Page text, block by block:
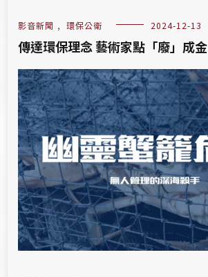
影音新聞 , 環保公衛 2024-12-13
傳達環保理念 藝術家點「廢」成金